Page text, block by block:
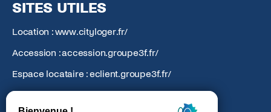
SITES UTILES
Location : www.cityloger.fr/
Accession : accession.groupe3f.fr/
Espace locataire : eclient.groupe3f.fr/
Action Logement : groupe.actionlogement.fr/